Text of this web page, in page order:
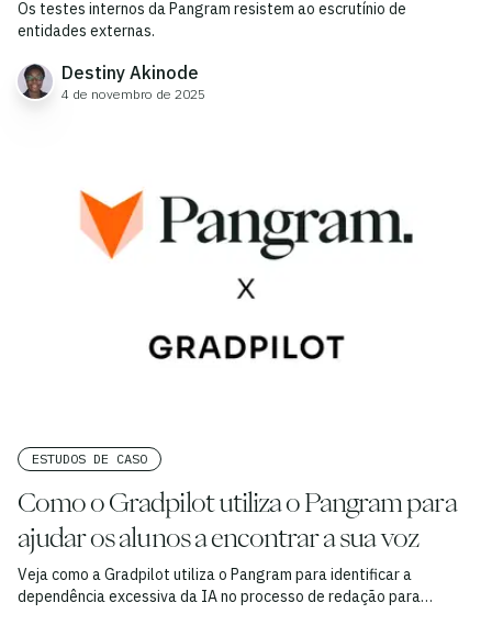
Os testes internos da Pangram resistem ao escrutínio de
entidades externas.
Destiny Akinode
4 de novembro de 2025
ESTUDOS DE CASO
Como o Gradpilot utiliza o Pangram para
ajudar os alunos a encontrar a sua voz
Veja como a Gradpilot utiliza o Pangram para identificar a
dependência excessiva da IA no processo de redação para